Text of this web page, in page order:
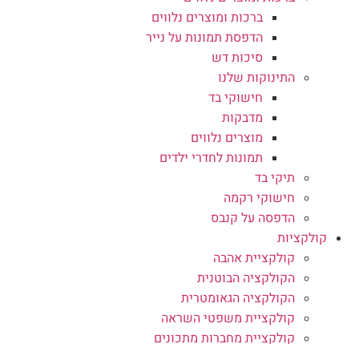
ברכות ומוצרים נלווים
הדפסת תמונות על נייר
סיכות דש
התינוקות שלנו
חישוקי בד
מדבקות
מוצרים נלווים
תמונות לחדרי ילדים
תיקי בד
חישוקי רקמה
הדפסה על קנבס
קולקציות
קולקציית אהבה
הקולקציה הבוטנית
הקולקציה הגאומטרית
קולקציית משפטי השראה
קולקציית מחברות מתכונים